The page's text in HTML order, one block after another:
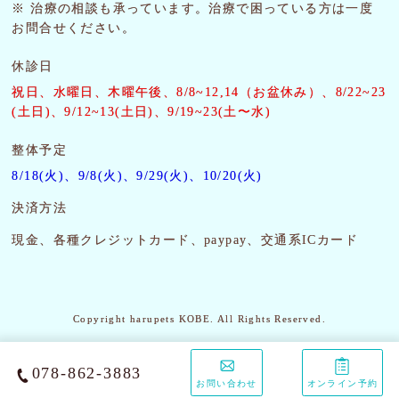
※ 治療の相談も承っています。治療で困っている方は一度
お問合せください。
休診日
祝日、水曜日、木曜午後
、8/8~12,14（お盆休み）、8/22~23
(土日)、9/12~13(土日)、9/19~23(土〜水)
整体予定
8/18(火)、9/8(火)、9/29(火)、10/20(火)
決済方法
現金、各種クレジットカード、paypay、交通系ICカード
Copyright harupets KOBE. All Rights Reserved.
078-862-3883
お問い合わせ オンライン予約